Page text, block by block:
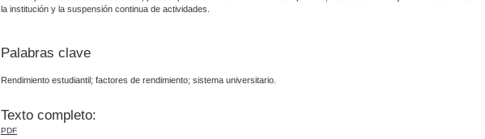
la institución y la suspensión continua de actividades.
Palabras clave
Rendimiento estudiantil; factores de rendimiento; sistema universitario.
Texto completo:
PDF